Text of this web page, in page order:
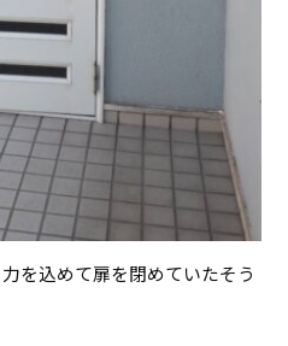
を込めて扉を閉めていたそう